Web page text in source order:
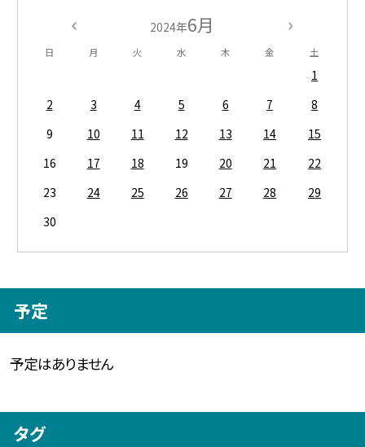
2024年6月
日 月 火 水 木 金 土
1
2
3 4 5 6 7
8
9
10 11 12 13 14
15
16
17 18 19 20 21
22
23
24 25 26 27 28
29
30
予定
予定はありません
タグ